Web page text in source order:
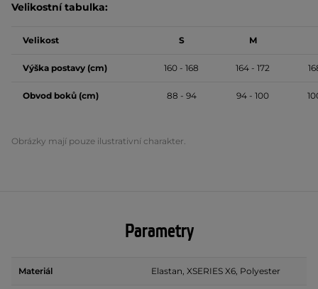
Velikostní tabulka:
Velikost S M
Výška postavy (cm) 160 - 168 164 - 172
Obvod boků (cm) 88 - 94 94 - 100
Obrázky mají pouze ilustrativní charakter.
Parametry
Materiál Elastan, XSERIES X6, Polyester